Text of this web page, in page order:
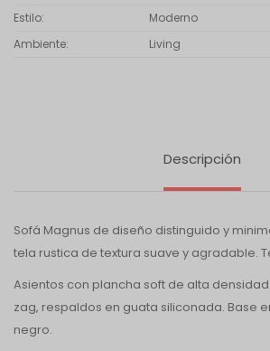
Estilo
Moderno
Ambiente
Living
Descripción
Sofá Magnus de diseño distinguido y
tela rustica de textura suave y agradable.
Asientos con plancha soft de alta
zag, respaldos en guata siliconada. Base
negro.